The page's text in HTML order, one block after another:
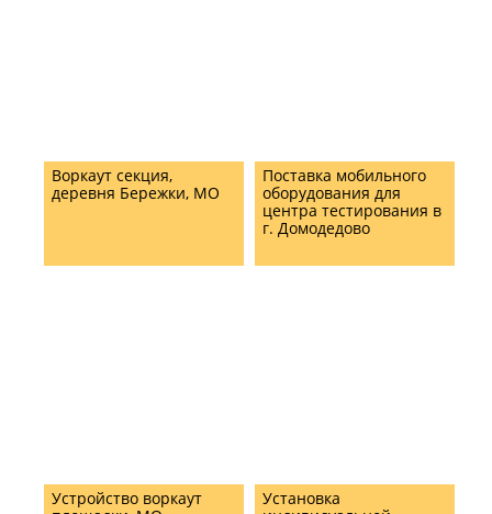
Воркаут секция,
деревня Бережки, МО
Поставка мобильного
оборудования для
центра тестирования в
г. Домодедово
Устройство воркаут
Установка